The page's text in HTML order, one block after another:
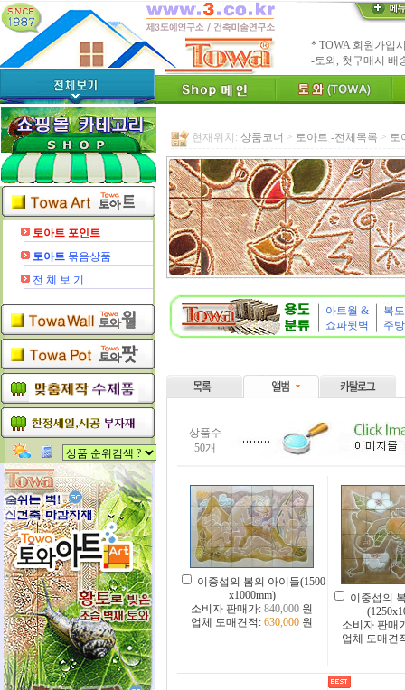
수수료 전액면제 (
[안내] 신용카드 결
* Since : 1987 ~ 신
- 특허,의장,상표권
[공지]카탈로그,토
인테리어타일, 기
[알림]숨쉬는 조습
* TOWA 가상시공
- 토와 배치 디자인
* TOWA 회원가입
-토와, 첫구매시 배
토아트 포인트
토아트 묶음상품
전 체 보 기
현재위치: 상품코너 > 토아트 -전체목록 > 토
아트월 &
쇼파뒷벽
복
주
상품수
50개
이중섭의 봄의 아이들(1500
x1000mm)
소비자 판매가:840,000 원
업체 도매견적:630,000 원
이중섭의
소비자 판매
업체 도매견